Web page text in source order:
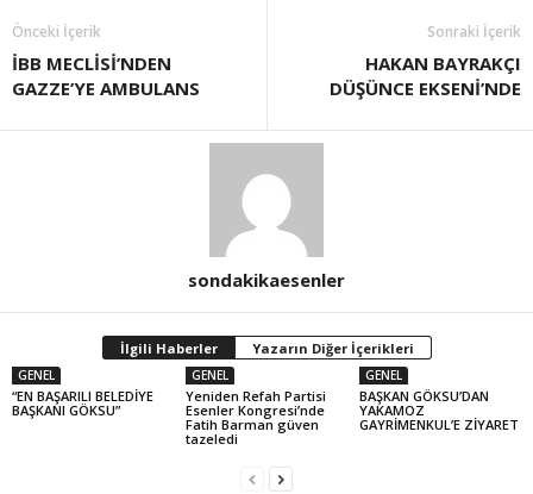
Önceki İçerik
İBB MECLİSİ’NDEN
GAZZE’YE AMBULANS
Sonraki İçerik
HAKAN BAYRAKÇI
DÜŞÜNCE EKSENİ’NDE
sondakikaesenler
İlgili Haberler Yazarın Diğer İçerikleri
GENEL
“EN BAŞARILI BELEDİYE
BAŞKANI GÖKSU”
GENEL
Yeniden Refah Partisi
Esenler Kongresi’nde
Fatih Barman güven
tazeledi
GENEL
BAŞKAN GÖKSU’DAN
YAKAMOZ
GAYRİMENKUL’E ZİYARET